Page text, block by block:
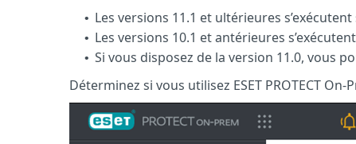
• Les versions 11.1 et ultérieures
• Les versions 10.1 et antérieures
• Si vous disposez de la version 11.0, vous
Déterminez si vous utilisez ESET PROTECT